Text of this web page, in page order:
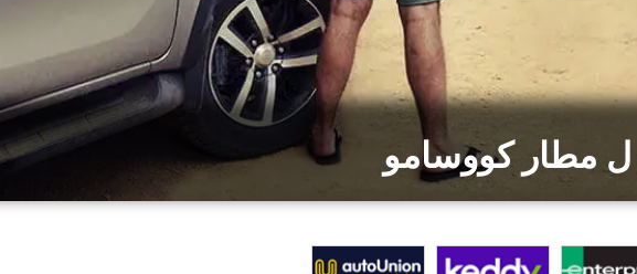
مطار كووسامو